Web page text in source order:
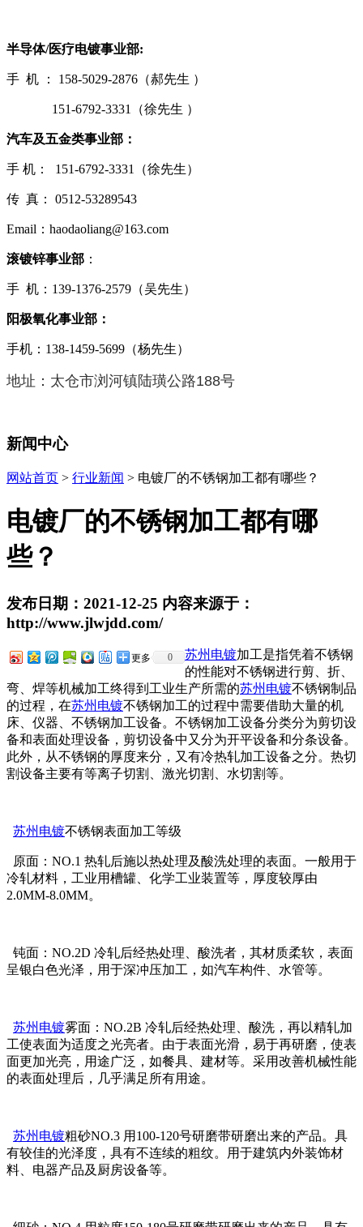
半导体/医疗电镀事业部:
手 机 ： 158-5029-2876（郝先生 ）
151-6792-3331（徐先生 ）
汽车及五金类事业部：
手 机： 151-6792-3331（徐先生）
传 真： 0512-53289543
Email：haodaoliang@163.com
滚镀锌事业部 ：
手 机：139-1376-2579（吴先生）
阳极氧化事业部：
手机：138-1459-5699（杨先生）
地址：太仓市浏河镇陆璜公路188号
新闻中心
网站首页 > 行业新闻 > 电镀厂的不锈钢加工都有哪些？
电镀厂的不锈钢加工都有哪
些？
发布日期：2021-12-25 内容来源于：
http://www.jlwjdd.com/
更多 0 苏州电镀加工是指凭着不锈钢
的性能对不锈钢进行剪、折、
弯、焊等机械加工终得到工业生产所需的苏州电镀不锈钢制品
的过程，在苏州电镀不锈钢加工的过程中需要借助大量的机
床、仪器、不锈钢加工设备。不锈钢加工设备分类分为剪切设
备和表面处理设备，剪切设备中又分为开平设备和分条设备。
此外，从不锈钢的厚度来分，又有冷热轧加工设备之分。热切
割设备主要有等离子切割、激光切割、水切割等。
苏州电镀不锈钢表面加工等级
原面：NO.1 热轧后施以热处理及酸洗处理的表面。一般用于
冷轧材料，工业用槽罐、化学工业装置等，厚度较厚由
2.0MM-8.0MM。
钝面：NO.2D 冷轧后经热处理、酸洗者，其材质柔软，表面
呈银白色光泽，用于深冲压加工，如汽车构件、水管等。
苏州电镀雾面：NO.2B 冷轧后经热处理、酸洗，再以精轧加
工使表面为适度之光亮者。由于表面光滑，易于再研磨，使表
面更加光亮，用途广泛，如餐具、建材等。采用改善机械性能
的表面处理后，几乎满足所有用途。
苏州电镀粗砂NO.3 用100-120号研磨带研磨出来的产品。具
有较佳的光泽度，具有不连续的粗纹。用于建筑内外装饰材
料、电器产品及厨房设备等。